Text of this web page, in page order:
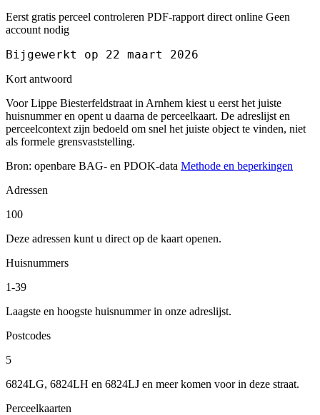
Eerst gratis perceel controleren PDF-rapport direct online Geen
account nodig
Bijgewerkt op 22 maart 2026
Kort antwoord
Voor Lippe Biesterfeldstraat in Arnhem kiest u eerst het juiste
huisnummer en opent u daarna de perceelkaart. De adreslijst en
perceelcontext zijn bedoeld om snel het juiste object te vinden, niet
als formele grensvaststelling.
Bron: openbare BAG- en PDOK-data Methode en beperkingen
Adressen
100
Deze adressen kunt u direct op de kaart openen.
Huisnummers
1-39
Laagste en hoogste huisnummer in onze adreslijst.
Postcodes
5
6824LG, 6824LH en 6824LJ en meer komen voor in deze straat.
Perceelkaarten